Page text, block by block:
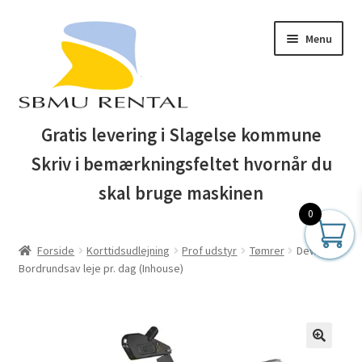
navigation
Menu
Forside
Auktionsbetingelser
Business Club
Entreprenør maskiner
Gratis levering i Slagelse kommune
Skriv i bemærkningsfeltet hvornår du
skal bruge maskinen
Forside Korttidsudlejning Prof udstyr Tømrer
Dewalt
Bordrundsav leje pr. dag (Inhouse)
0